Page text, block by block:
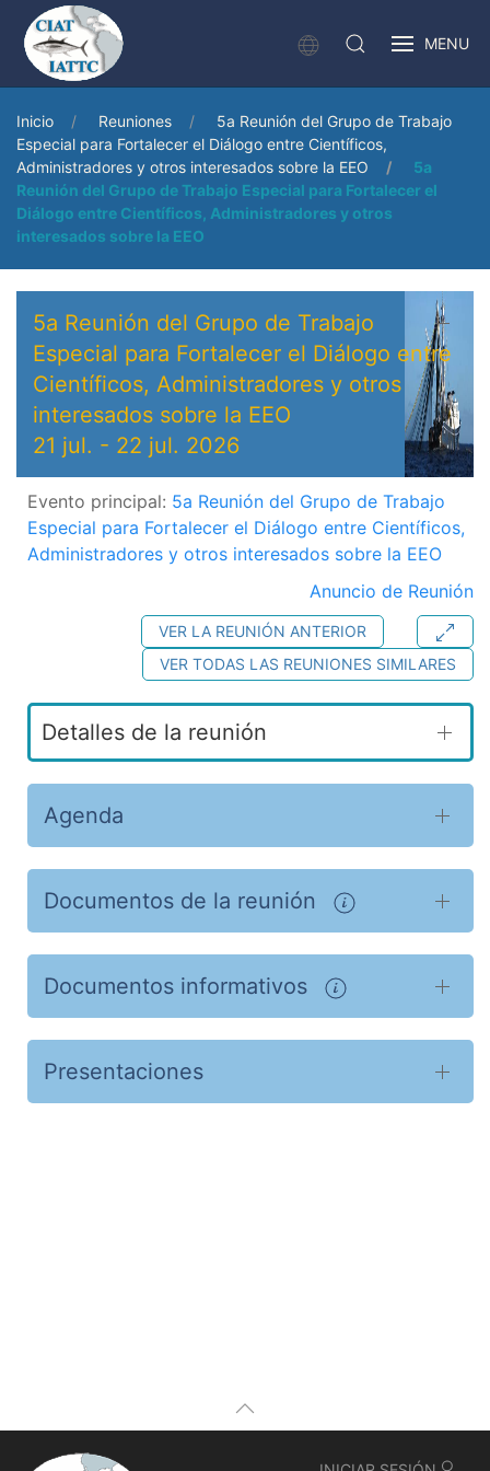
MENU
Inicio Reuniones
5a Reunión del Grupo de Trabajo
Especial para Fortalecer el Diálogo entre Científicos,
Administradores y otros interesados sobre la EEO
5a
Reunión del Grupo de Trabajo Especial para Fortalecer el
Diálogo entre Científicos, Administradores y otros
interesados sobre la EEO
5a Reunión del Grupo de Trabajo
Especial para Fortalecer el Diálogo entre
Científicos, Administradores y otros
interesados sobre la EEO
21 jul. - 22 jul. 2026
Evento principal: 5a Reunión del Grupo de Trabajo
Especial para Fortalecer el Diálogo entre Científicos,
Administradores y otros interesados sobre la EEO
Anuncio de Reunión
VER LA REUNIÓN ANTERIOR
VER TODAS LAS REUNIONES SIMILARES
Detalles de la reunión
Agenda
Documentos de la reunión
Documentos informativos
Presentaciones